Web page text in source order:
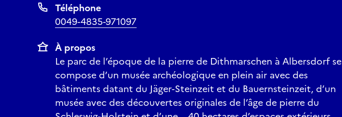
Téléphone
0049-4835-971097
À propos
Le parc de l’époque de la pierre de Dithmarschen à Albersdorf se
compose d’un musée archéologique en plein air avec des
bâtiments datant du Jäger-Steinzeit et du Bauernsteinzeit, d’un
musée avec des découvertes originales de l’âge de pierre du